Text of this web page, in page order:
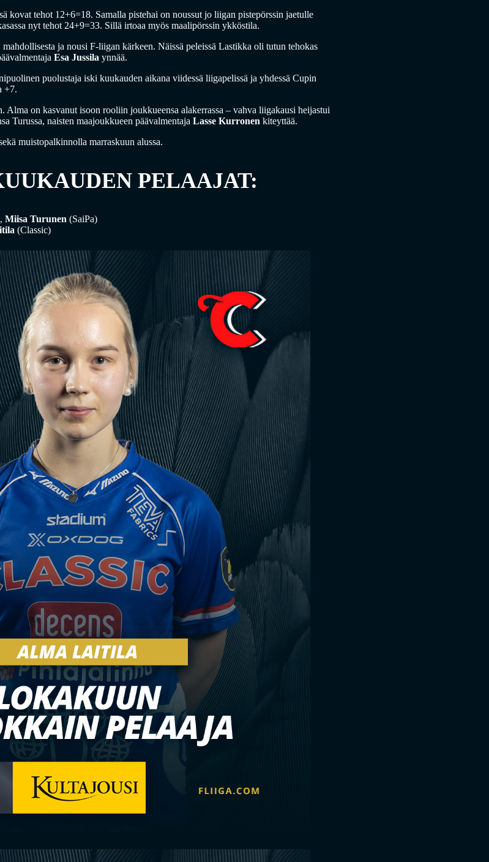
kovat tehot 12+6=18. Samalla pistehai on noussut jo liigan pistepörssin jaetulle
nyt tehot 24+9=33. Sillä irtoaa myös maalipörssin ykköstila.
ja nousi F-liigan kärkeen. Näissä peleissä Lastikka oli tutun tehokas
Esa Jussila ynnää.
puolustaja iski kuukauden aikana viidessä liigapelissä ja yhdessä Cupin
+7.
on kasvanut isoon rooliin joukkueensa alakerrassa – vahva liigakausi heijastui
Turussa, naisten maajoukkueen päävalmentaja Lasse Kurronen kiteyttää.
muistopalkinnolla marraskuun alussa.
PELAAJAT:
Miisa Turunen (SaiPa)
(Classic)